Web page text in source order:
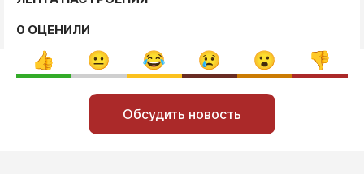
0 ОЦЕНИЛИ
Обсудить новость